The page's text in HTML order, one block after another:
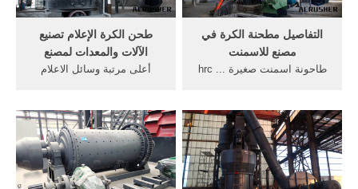
طحن الكرة الإعلام تصنيع
الآلات والمعدات لمصنع
أعلى مرتبة وسائل الاعلام
Mining Machines (187).
التفاصيل مطحنة الكرة في
مصنع للاسمنت
طاحونة اسمنت صغيرة ... hrc
...